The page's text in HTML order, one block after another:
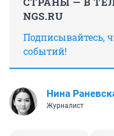
NGS.RU
Подписывайтесь,
событий!
Нина
Журналист